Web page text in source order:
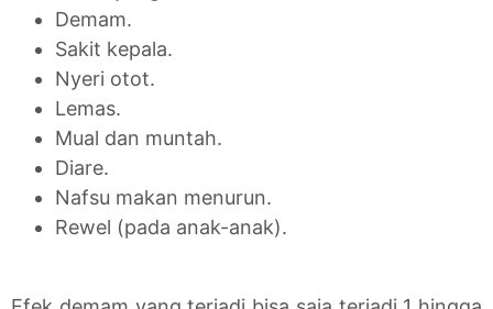
Demam.
Sakit kepala.
Nyeri otot.
Lemas.
Mual dan muntah.
Diare.
Nafsu makan menurun.
Rewel (pada anak-anak).